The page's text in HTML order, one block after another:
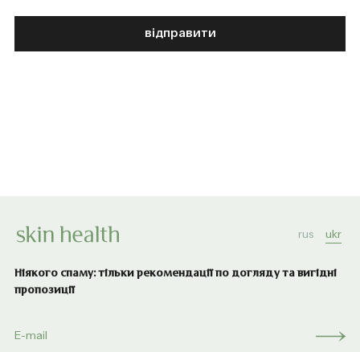
відправити
rus ukr
Ніякого спаму: тільки рекомендації по догляду та вигідні
пропозиції